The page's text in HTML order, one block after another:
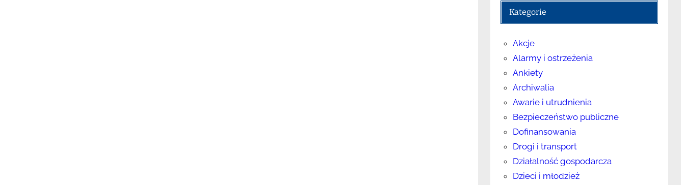
Kategorie
Akcje
Alarmy i ostrzeżenia
Ankiety
Archiwalia
Awarie i utrudnienia
Bezpieczeństwo publiczne
Dofinansowania
Drogi i transport
Działalność gospodarcza
Dzieci i młodzież